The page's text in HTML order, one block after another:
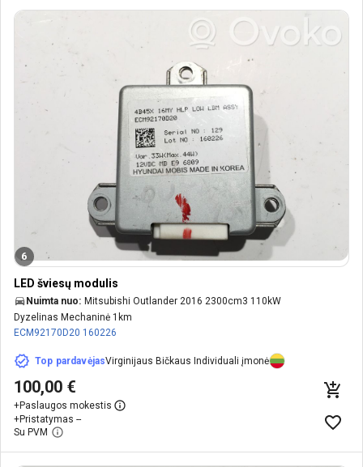
6
LED šviesų modulis
Nuimta nuo: Mitsubishi Outlander 2016 2300cm3 110kW
Dyzelinas Mechaninė 1km
ECM92170D20 160226
Top pardavėjasVirginijaus Bičkaus Individuali įmonė
100,00 €
+Paslaugos mokestis
+Pristatymas --
Su PVM